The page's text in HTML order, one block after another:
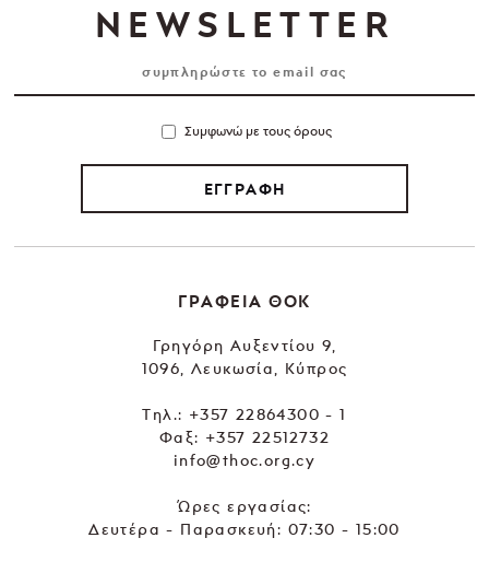
NEWSLETTER
Συμφωνώ με τους όρους
ΕΓΓΡΑΦΗ
ΓΡΑΦΕΙΑ ΘΟΚ
Γρηγόρη Αυξεντίου 9,
1096, Λευκωσία, Κύπρος
Tηλ.: +357 22864300 - 1
Φαξ: +357 22512732
info@thoc.org.cy
Ώρες εργασίας:
Δευτέρα - Παρασκευή: 07:30 - 15:00